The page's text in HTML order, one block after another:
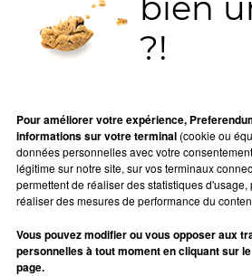
?!
Pour améliorer votre expérience,
informations sur votre terminal (cookie ou
données personnelles avec votre
légitime sur notre site, sur vos terminaux
permettent de réaliser des statistiques
réaliser des mesures de performance du
Vous pouvez modifier ou vous opposer aux
personnelles à tout moment en cliquant sur
page.
CETTE TERMINOLOGIE
que l’on peut
loin. Pourtant ce serait une
(pour marketing sortant
définir un plan d’actions
grande de vous pousse